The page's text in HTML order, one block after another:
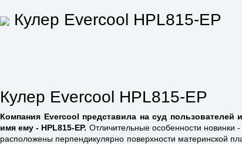
Кулер Evercool HPL815-EP
Кулер Evercool HPL815-EP
Компания Evercool представила на суд пользователей
имя ему - HPL815-EP. Отличительные особенности
расположены перпендикулярно поверхности материнской